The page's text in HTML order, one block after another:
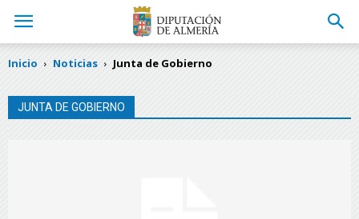
Inicio Noticias Junta de Gobierno
JUNTA DE GOBIERNO